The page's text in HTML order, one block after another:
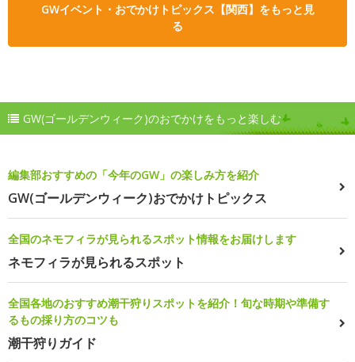
GWイベント・おでかけトピックス【関西】をもっと見
る
GW(ゴールデンウィーク)のおでかけをもっと楽しむ
編集部おすすめの「今年のGW」の楽しみ方を紹介
GW(ゴールデンウィーク)おでかけトピックス
全国のネモフィラが見られるスポット情報をお届けします
ネモフィラが見られるスポット
全国各地のおすすめ潮干狩りスポットを紹介！旬な時期や準備す
るもの採り方のコツも
潮干狩りガイド